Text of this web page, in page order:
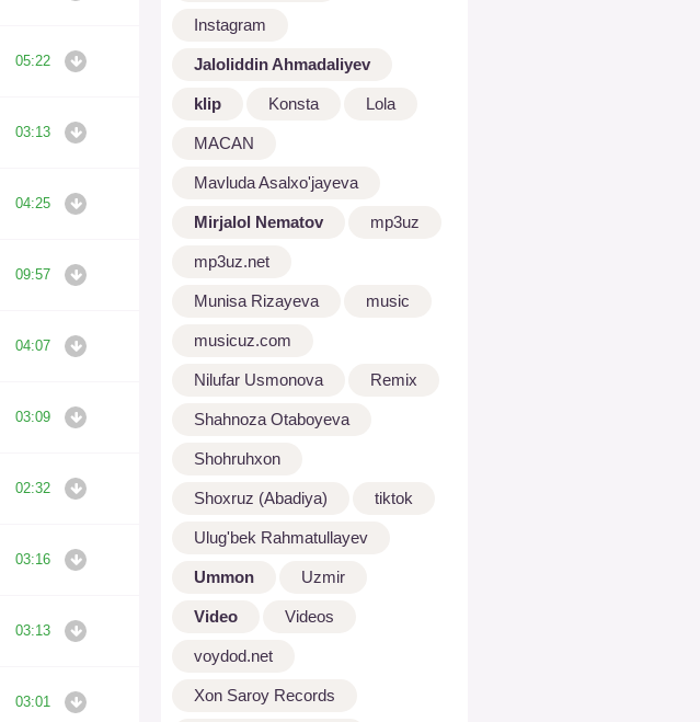
05:22
03:13
04:25
09:57
04:07
03:09
02:32
03:16
03:13
03:01
Instagram
Jaloliddin Ahmadaliyev
klip Konsta Lola
MACAN
Mavluda Asalxo'jayeva
Mirjalol Nematov mp3uz
mp3uz.net
Munisa Rizayeva music
musicuz.com
Nilufar Usmonova Remix
Shahnoza Otaboyeva
Shohruhxon
Shoxruz (Abadiya) tiktok
Ulug'bek Rahmatullayev
Ummon Uzmir
Video Videos
voydod.net
Xon Saroy Records